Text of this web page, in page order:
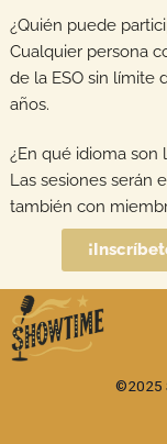
¿Quién puede
Cualquier persona
de la ESO sin límite
años.
¿En qué idioma son
Las sesiones serán
también con
©2025